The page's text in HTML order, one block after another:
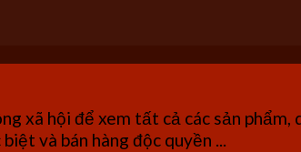
xã hội để xem tất cả các sản phẩm,
và bán hàng độc quyền ...